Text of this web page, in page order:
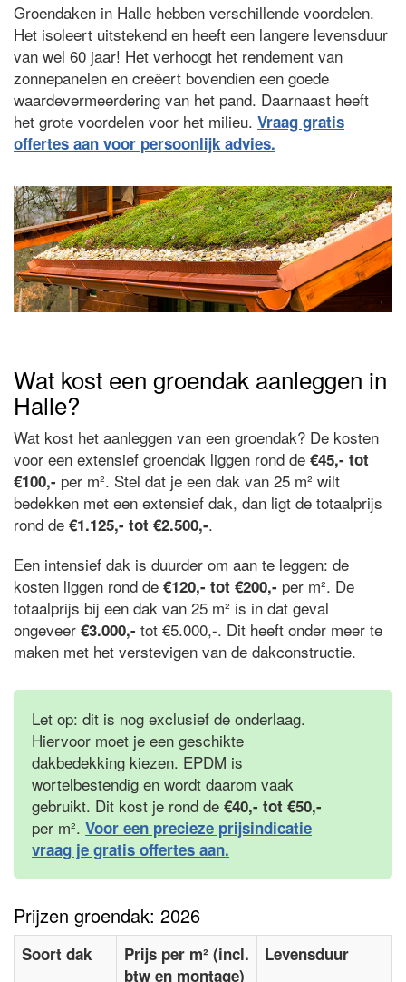
Groendaken in Halle hebben verschillende voordelen.
Het isoleert uitstekend en heeft een langere levensduur
van wel 60 jaar! Het verhoogt het rendement van
zonnepanelen en creëert bovendien een goede
waardevermeerdering van het pand. Daarnaast heeft
het grote voordelen voor het milieu. Vraag gratis
offertes aan voor persoonlijk advies.
Wat kost een groendak aanleggen in
Halle?
Wat kost het aanleggen van een groendak? De kosten
voor een extensief groendak liggen rond de €45,- tot
€100,- per m². Stel dat je een dak van 25 m² wilt
bedekken met een extensief dak, dan ligt de totaalprijs
rond de €1.125,- tot €2.500,-.
Een intensief dak is duurder om aan te leggen: de
kosten liggen rond de €120,- tot €200,- per m². De
totaalprijs bij een dak van 25 m² is in dat geval
ongeveer €3.000,- tot €5.000,-. Dit heeft onder meer te
maken met het verstevigen van de dakconstructie.
Let op: dit is nog exclusief de onderlaag.
Hiervoor moet je een geschikte
dakbedekking kiezen. EPDM is
wortelbestendig en wordt daarom vaak
gebruikt. Dit kost je rond de €40,- tot €50,-
per m². Voor een precieze prijsindicatie
vraag je gratis offertes aan.
Prijzen groendak: 2026
Soort dak
Prijs per m² (incl.
btw en montage)
Levensduur